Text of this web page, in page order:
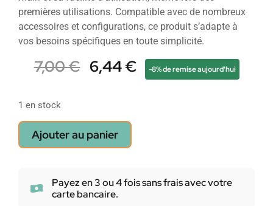
premières utilisations. Compatible avec de nombreux
accessoires et configurations, ce produit s’adapte à
vos besoins spécifiques en toute simplicité.
7,00€ 6,44€ -8% de remise aujourd'hui
1 en stock
Ajouter au panier
Payez en 3 ou 4 fois sans frais avec votre
carte bancaire.